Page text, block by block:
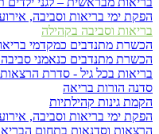
הפקת ימי בריאות וסביבה,
בריאות וסביבה בקהילה
הכשרת מתנדבים כמקדמי
הכשרת מתנדבים כנאמני סביבה
בריאות בכל גיל - סדרת הרצאות
סדנה הורות בריאה
הקמת גינות קהילתיות
הפקת ימי בריאות וסביבה,
הרצאות וסדנאות בתחום